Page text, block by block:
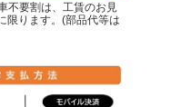
不要割は、工賃のお見
限ります。(部品代等は